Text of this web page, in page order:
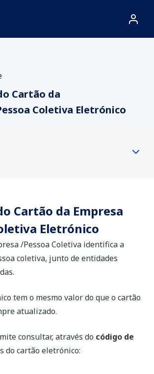
Cartão da
Coletiva Eletrónico
Cartão da Empresa
Eletrónico
/Pessoa Coletiva identifica a
coletiva, junto de entidades
tem o mesmo valor do que o cartão
atualizado.
consultar, através do código de
do cartão eletrónico: